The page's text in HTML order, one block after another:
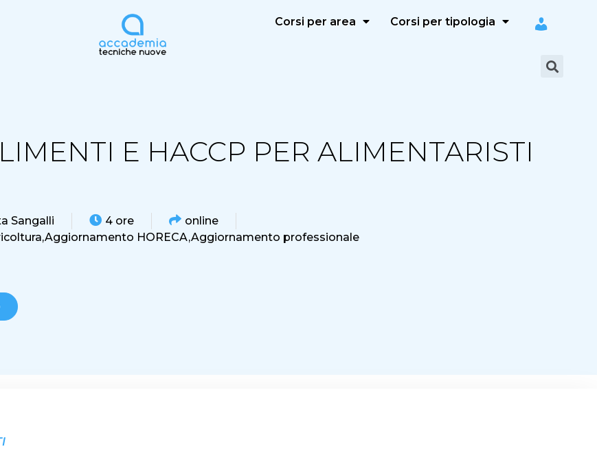
Corsi per area Corsi per tipologia
E HACCP PER ALIMENTARISTI
Sangalli 4 ore
online
Aggiornamento HORECA,Aggiornamento professionale